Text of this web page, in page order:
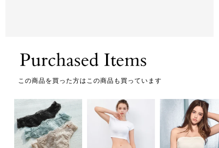
この商品を買った方はこの商品も買っています